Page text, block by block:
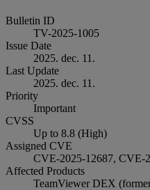
Bulletin ID
TV-2025-1005
Issue Date
2025. dec. 11.
Last Update
2025. dec. 11.
Priority
Important
CVSS
Up to 8.8 (High)
Assigned CVE
CVE-2025-12687, CVE-
Affected Products
TeamViewer DEX